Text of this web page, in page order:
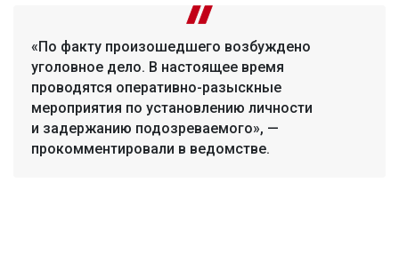
«По факту произошедшего возбуждено
уголовное дело. В настоящее время
проводятся оперативно-разыскные
мероприятия по установлению личности
и задержанию подозреваемого», —
прокомментировали в ведомстве.